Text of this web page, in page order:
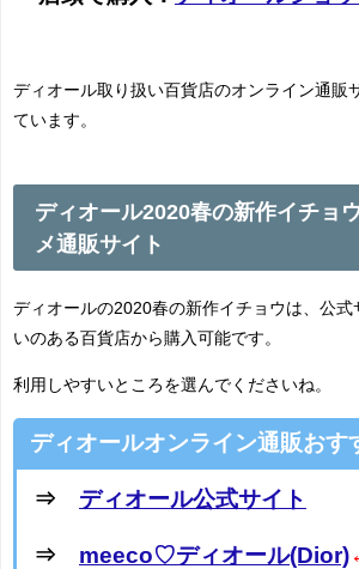
ディオール取り扱い百貨店のオンライン通販
ています。
ディオール2020春の新作イチョ
メ通販サイト
ディオールの2020春の新作イチョウは、公式
いのある百貨店から購入可能です。
利用しやすいところを選んでくださいね。
ディオールオンライン通販おす
⇒ ディオール公式サイト
⇒ meeco♡ディオール(Dior)